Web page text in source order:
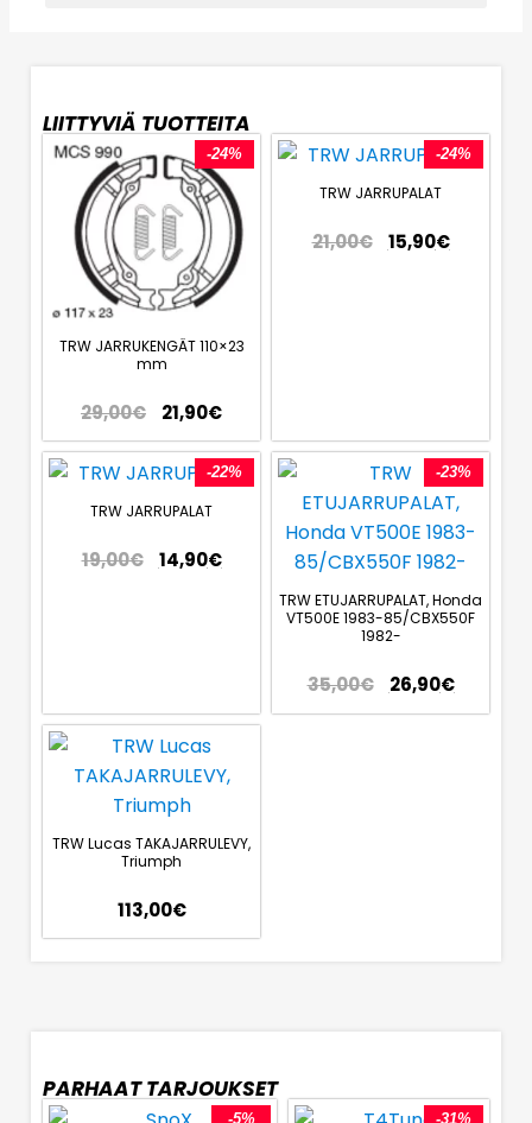
LIITTYVIÄ TUOTTEITA
-24%
TRW JARRUKENGÄT 110×23
mm
29,00€ 21,90€
-24%
TRW JARRUPALAT
21,00€ 15,90€
-22%
TRW JARRUPALAT
19,00€ 14,90€
-23%
TRW ETUJARRUPALAT, Honda
VT500E 1983-85/CBX550F
1982-
35,00€ 26,90€
TRW Lucas TAKAJARRULEVY,
Triumph
113,00€
PARHAAT TARJOUKSET
-5% -31%